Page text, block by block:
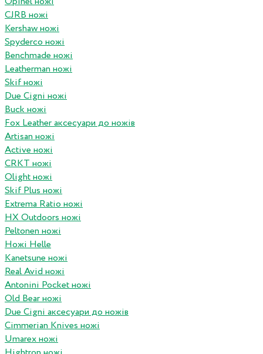
CJRB ножі
Kershaw ножі
Spyderco ножі
Benchmade ножі
Leatherman ножі
Skif ножі
Due Cigni ножі
Buck ножі
Fox Leather аксесуари до ножів
Artisan ножі
Active ножі
CRKT ножі
Olight ножі
Skif Plus ножі
Extrema Ratio ножі
HX Outdoors ножі
Peltonen ножі
Ножі Helle
Kanetsune ножі
Real Avid ножі
Antonini Pocket ножі
Old Bear ножі
Due Cigni аксесуари до ножів
Cimmerian Knives ножі
Umarex ножі